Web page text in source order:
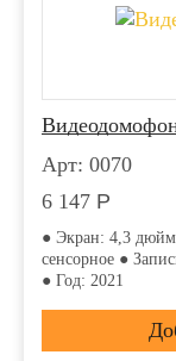
Арт: 0070
6 147 Р
● Экран: 4,3
сенсорное ●
● Год: 2021